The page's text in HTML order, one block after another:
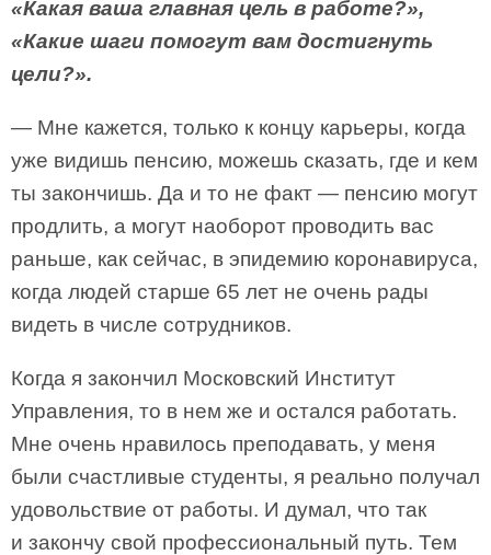
«Какая ваша главная цель в работе?»,
«Какие шаги помогут вам достигнуть
цели?».
— Мне кажется, только к концу карьеры, когда
уже видишь пенсию, можешь сказать, где и кем
ты закончишь. Да и то не факт — пенсию могут
продлить, а могут наоборот проводить вас
раньше, как сейчас, в эпидемию коронавируса,
когда людей старше 65 лет не очень рады
видеть в числе сотрудников.
Когда я закончил Московский Институт
Управления, то в нем же и остался работать.
Мне очень нравилось преподавать, у меня
были счастливые студенты, я реально получал
удовольствие от работы. И думал, что так
и закончу свой профессиональный путь. Тем